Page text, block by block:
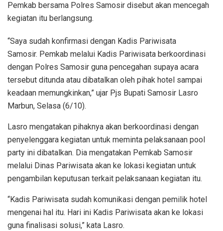
Pemkab bersama Polres Samosir disebut akan mencegah
kegiatan itu berlangsung.
“Saya sudah konfirmasi dengan Kadis Pariwisata
Samosir. Pemkab melalui Kadis Pariwisata berkoordinasi
dengan Polres Samosir guna pencegahan supaya acara
tersebut ditunda atau dibatalkan oleh pihak hotel sampai
keadaan memungkinkan,” ujar Pjs Bupati Samosir Lasro
Marbun, Selasa (6/10).
Lasro mengatakan pihaknya akan berkoordinasi dengan
penyelenggara kegiatan untuk meminta pelaksanaan pool
party ini dibatalkan. Dia mengatakan Pemkab Samosir
melalui Dinas Pariwisata akan ke lokasi kegiatan untuk
pengambilan keputusan terkait pelaksanaan kegiatan itu.
“Kadis Pariwisata sudah komunikasi dengan pemilik hotel
mengenai hal itu. Hari ini Kadis Pariwisata akan ke lokasi
guna finalisasi solusi,” kata Lasro.